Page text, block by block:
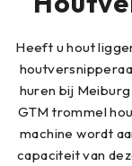
Heeft u hout
huren bij
GTM trommel
machine wordt
capaciteit van